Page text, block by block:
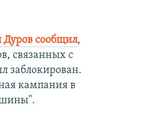
Дуров сообщил,
связанных с
заблокирован.
кампания в